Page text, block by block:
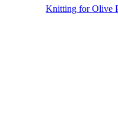
Knitting for Olive